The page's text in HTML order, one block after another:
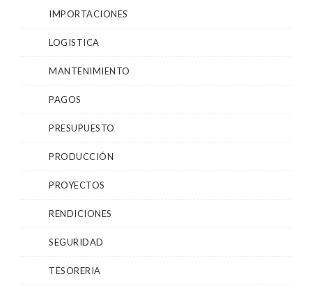
IMPORTACIONES
LOGISTICA
MANTENIMIENTO
PAGOS
PRESUPUESTO
PRODUCCIÓN
PROYECTOS
RENDICIONES
SEGURIDAD
TESORERIA